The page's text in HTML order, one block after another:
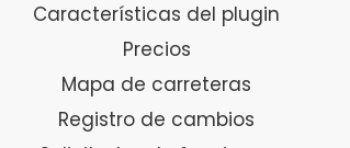
Características del plugin
Precios
Mapa de carreteras
Registro de cambios